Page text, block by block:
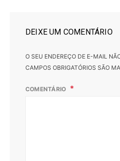
DEIXE UM COMENTÁRIO
O SEU ENDEREÇO DE E-MAIL
CAMPOS OBRIGATÓRIOS SÃO
COMENTÁRIO